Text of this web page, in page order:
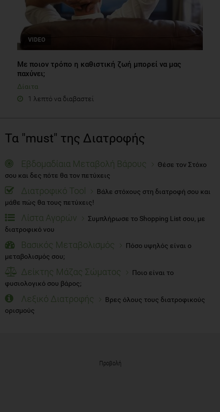
VIDEO
Με ποιον τρόπο η καθιστική ζωή μπορεί να μας
παχύνει;
Δίαιτα
1 λεπτό να διαβαστεί
Τα "must" της Διατροφής
Εβδομαδίαια Μεταβολή Βάρους
Θέσε τον Στόχο
σου και δες πότε θα τον πετύχεις
Διατροφικό Tool
Βάλε στόχους στη διατροφή σου και
μάθε πώς θα τους πετύχεις!
Λίστα Αγορών
Συμπλήρωσε το Shopping List σου, με
διατροφικό νου
Βασικός Μεταβολισμός
Πόσο υψηλός είναι ο
μεταβολισμός σου;
Δείκτης Μάζας Σώματος
Ποιο είναι το
φυσιολογικό σου βάρος;
Λεξικό Διατροφής
Βρες όλους τους διατροφικούς
ορισμούς
Προβολή